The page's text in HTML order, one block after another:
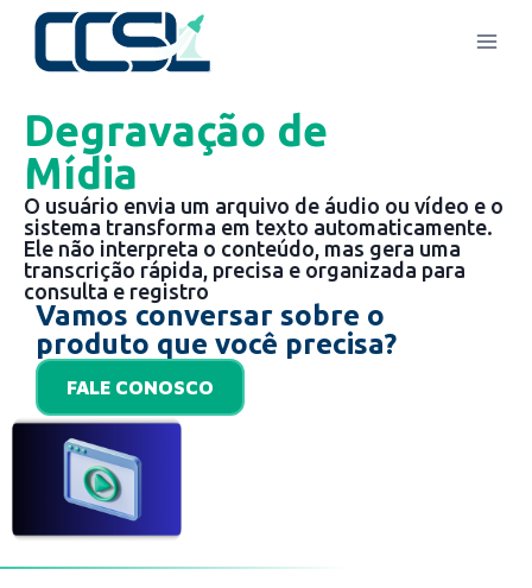
Degravação de
Mídia
O usuário envia um arquivo de áudio ou vídeo e o
sistema transforma em texto automaticamente.
Ele não interpreta o conteúdo, mas gera uma
transcrição rápida, precisa e organizada para
consulta e registro
Vamos conversar sobre o
produto que você precisa?
FALE CONOSCO